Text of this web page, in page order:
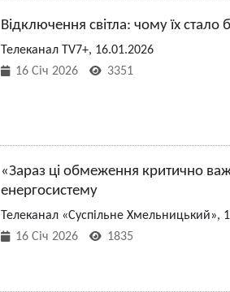
Відключення світла: чому їх
Телеканал TV7+, 16.01.2026
16 Січ 2026
3351
«Зараз ці обмеження критично
енергосистему
Телеканал «Суспільне Хмельницький»,
16 Січ 2026
1835